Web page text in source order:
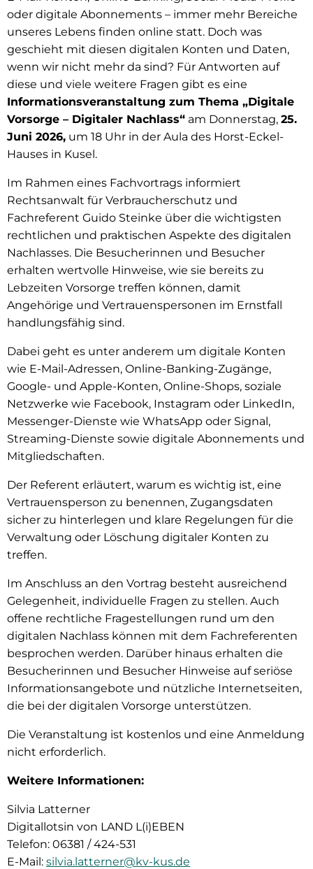
oder digitale Abonnements – immer mehr Bereiche
unseres Lebens finden online statt. Doch was
geschieht mit diesen digitalen Konten und Daten,
wenn wir nicht mehr da sind? Für Antworten auf
diese und viele weitere Fragen gibt es eine
Informationsveranstaltung zum Thema „Digitale
Vorsorge – Digitaler Nachlass“ am Donnerstag, 25.
Juni 2026, um 18 Uhr in der Aula des Horst-Eckel-
Hauses in Kusel.
Im Rahmen eines Fachvortrags informiert
Rechtsanwalt für Verbraucherschutz und
Fachreferent Guido Steinke über die wichtigsten
rechtlichen und praktischen Aspekte des digitalen
Nachlasses. Die Besucherinnen und Besucher
erhalten wertvolle Hinweise, wie sie bereits zu
Lebzeiten Vorsorge treffen können, damit
Angehörige und Vertrauenspersonen im Ernstfall
handlungsfähig sind.
Dabei geht es unter anderem um digitale Konten
wie E-Mail-Adressen, Online-Banking-Zugänge,
Google- und Apple-Konten, Online-Shops, soziale
Netzwerke wie Facebook, Instagram oder LinkedIn,
Messenger-Dienste wie WhatsApp oder Signal,
Streaming-Dienste sowie digitale Abonnements und
Mitgliedschaften.
Der Referent erläutert, warum es wichtig ist, eine
Vertrauensperson zu benennen, Zugangsdaten
sicher zu hinterlegen und klare Regelungen für die
Verwaltung oder Löschung digitaler Konten zu
treffen.
Im Anschluss an den Vortrag besteht ausreichend
Gelegenheit, individuelle Fragen zu stellen. Auch
offene rechtliche Fragestellungen rund um den
digitalen Nachlass können mit dem Fachreferenten
besprochen werden. Darüber hinaus erhalten die
Besucherinnen und Besucher Hinweise auf seriöse
Informationsangebote und nützliche Internetseiten,
die bei der digitalen Vorsorge unterstützen.
Die Veranstaltung ist kostenlos und eine Anmeldung
nicht erforderlich.
Weitere Informationen:
Silvia Latterner
Digitallotsin von LAND L(i)EBEN
Telefon: 06381 / 424-531
E-Mail: silvia.latterner@kv-kus.de